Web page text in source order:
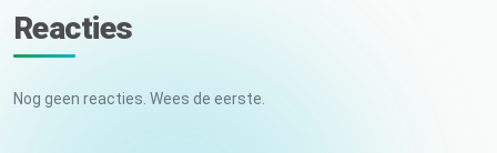
Reacties
Nog geen reacties. Wees de eerste.